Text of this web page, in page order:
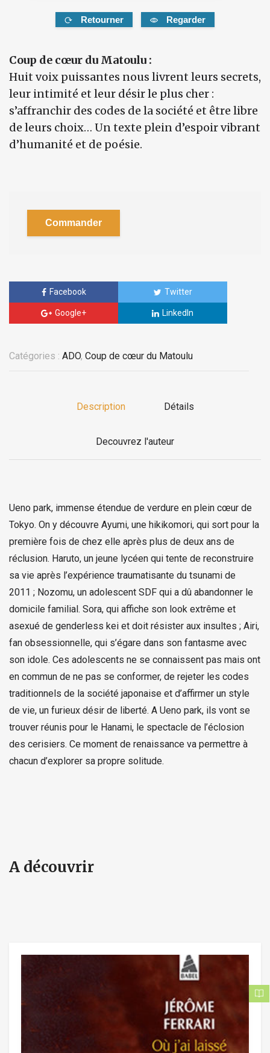
Retourner Regarder
Coup de cœur du Matoulu :
Huit voix puissantes nous livrent leurs secrets,
leur intimité et leur désir le plus cher :
s’affranchir des codes de la société et être libre
de leurs choix… Un texte plein d’espoir vibrant
d’humanité et de poésie.
Commander
Facebook Twitter
Google+ LinkedIn
Catégories : ADO, Coup de cœur du Matoulu
Description Détails
Decouvrez l'auteur
Ueno park, immense étendue de verdure en plein cœur de
Tokyo. On y découvre Ayumi, une hikikomori, qui sort pour la
première fois de chez elle après plus de deux ans de
réclusion. Haruto, un jeune lycéen qui tente de reconstruire
sa vie après l’expérience traumatisante du tsunami de
2011 ; Nozomu, un adolescent SDF qui a dû abandonner le
domicile familial. Sora, qui affiche son look extrême et
asexué de genderless kei et doit résister aux insultes ; Airi,
fan obsessionnelle, qui s’égare dans son fantasme avec
son idole. Ces adolescents ne se connaissent pas mais ont
en commun de ne pas se conformer, de rejeter les codes
traditionnels de la société japonaise et d’affirmer un style
de vie, un furieux désir de liberté. A Ueno park, ils vont se
trouver réunis pour le Hanami, le spectacle de l’éclosion
des cerisiers. Ce moment de renaissance va permettre à
chacun d’explorer sa propre solitude.
A découvrir